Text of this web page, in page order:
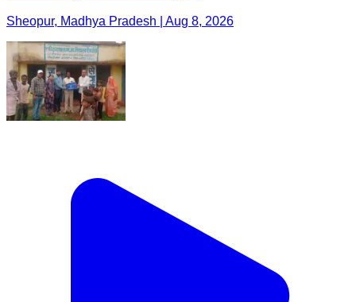
Sheopur, Madhya Pradesh | Aug 8, 2026